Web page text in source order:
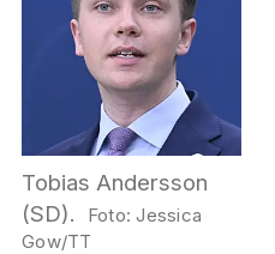
Tobias Andersson
(SD).
Jessica
Gow/TT